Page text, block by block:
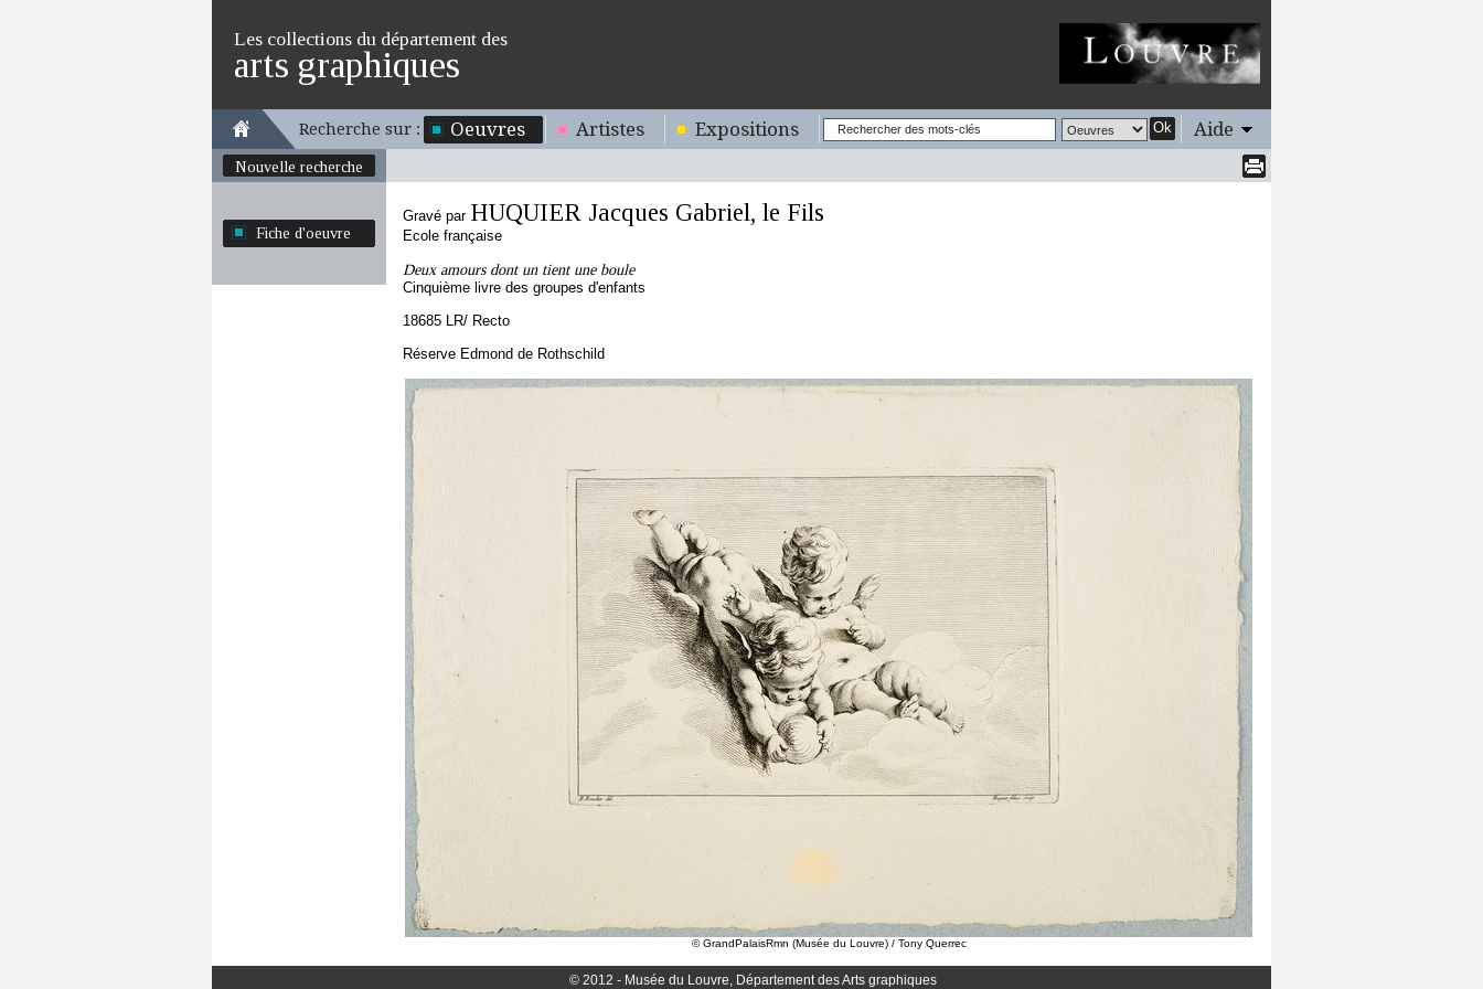
Les collections du département des
arts graphiques
Recherche sur : Oeuvres Artistes Expositions Ok Aide
Nouvelle recherche
Fiche d'oeuvre
Gravé par HUQUIER Jacques Gabriel, le Fils
Ecole française
Deux amours dont un tient une boule
Cinquième livre des groupes d'enfants
18685 LR/ Recto
Réserve Edmond de Rothschild
© GrandPalaisRmn (Musée du Louvre) / Tony Querrec
© 2012 - Musée du Louvre, Département des Arts graphiques